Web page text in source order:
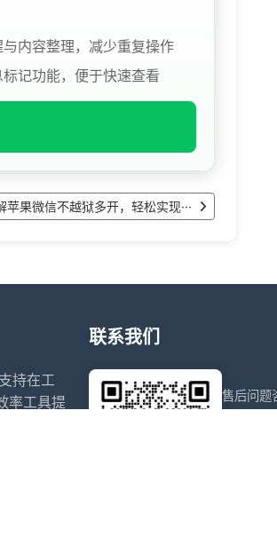
内容整理，减少重复操作
记功能，便于快速查看
苹果微信不越狱多开，轻松实现···
持在工
率工具提
联系我们
售后问题